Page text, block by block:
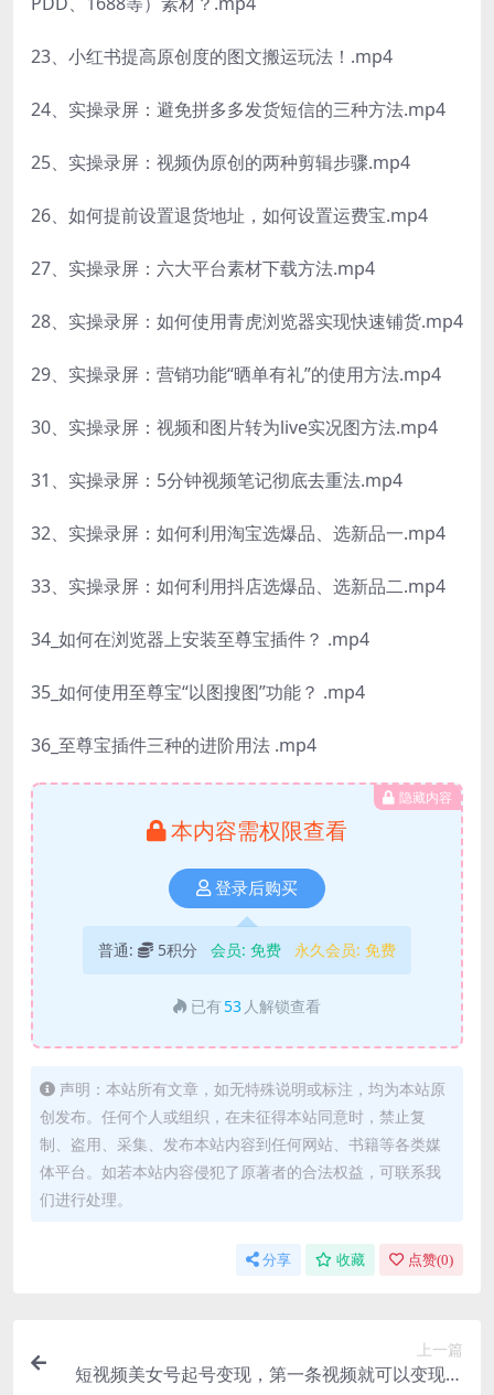
23、小红书提高原创度的图文搬运玩法！.mp4
24、实操录屏：避免拼多多发货短信的三种方法.mp4
25、实操录屏：视频伪原创的两种剪辑步骤.mp4
26、如何提前设置退货地址，如何设置运费宝.mp4
27、实操录屏：六大平台素材下载方法.mp4
28、实操录屏：如何使用青虎浏览器实现快速铺货.mp4
29、实操录屏：营销功能“晒单有礼”的使用方法.mp4
30、实操录屏：视频和图片转为live实况图方法.mp4
31、实操录屏：5分钟视频笔记彻底去重法.mp4
32、实操录屏：如何利用淘宝选爆品、选新品一.mp4
33、实操录屏：如何利用抖店选爆品、选新品二.mp4
34_如何在浏览器上安装至尊宝插件？ .mp4
35_如何使用至尊宝“以图搜图”功能？ .mp4
36_至尊宝插件三种的进阶用法 .mp4
隐藏内容
本内容需权限查看
登录后购买
普通: 5积分 会员: 免费 永久会员: 免费
已有 53 人解锁查看
声明：本站所有文章，如无特殊说明或标注，均为本站原
创发布。任何个人或组织，在未征得本站同意时，禁止复
制、盗用、采集、发布本站内容到任何网站、书籍等各类媒
体平台。如若本站内容侵犯了原著者的合法权益，可联系我
们进行处理。
分享 收藏 点赞(0)
上一篇
短视频美女号起号变现，第一条视频就可以变现，